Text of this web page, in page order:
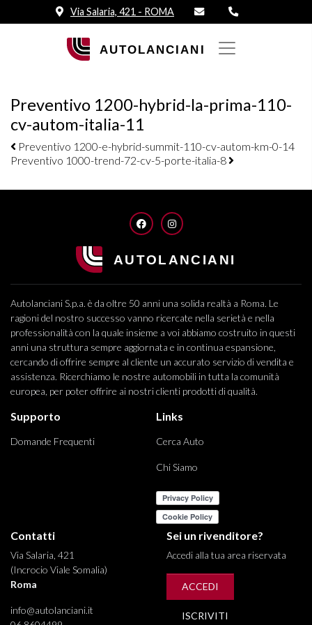
Via Salaria, 421 - ROMA
Preventivo 1200-hybrid-la-prima-110-
cv-autom-italia-11
Navigazione elementi
Preventivo 1200-e-hybrid-summit-110-cv-autom-km-0-14
Preventivo 1000-trend-72-cv-5-porte-italia-8
FACEBOOKINSTAGRAM
Autolanciani S.p.a. è da oltre 50 anni una solida realtà a Roma. Le
ragioni del nostro successo vanno ricercate nella serietà e nella
professionalità con la quale insieme a voi abbiamo costruito in questi
anni una struttura sempre aggiornata e in continua espansione,
cercando di offrire sempre al cliente un accurato servizio di vendita e
assistenza. Ricerchiamo le nostre automobili in tutta la comunità
europea, per poter offrire ai nostri clienti prodotti di qualità.
Supporto
Domande Frequenti
Links
Cerca Auto
Chi Siamo
Contatti
Via Salaria, 421
(Incrocio Viale Somalia)
Roma
info@autolanciani.it
Sei un rivenditore?
Accedi alla tua area riservata
ACCEDI
ISCRIVITI